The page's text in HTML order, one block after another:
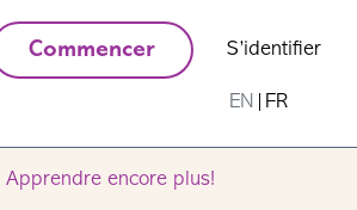
Commencer S’identifier
EN FR
Apprendre encore plus!